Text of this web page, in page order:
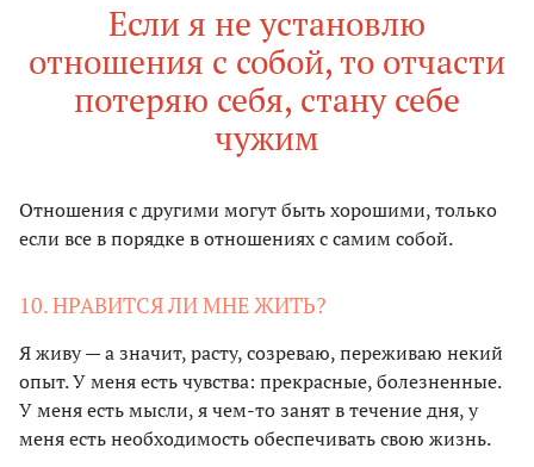
Если я не установлю
отношения с собой, то отчасти
потеряю себя, стану себе
чужим
Отношения с другими могут быть хорошими, только
если все в порядке в отношениях с самим собой.
10. НРАВИТСЯ ЛИ МНЕ ЖИТЬ?
Я живу — а значит, расту, созреваю, переживаю некий
опыт. У меня есть чувства: прекрасные, болезненные.
У меня есть мысли, я чем-то занят в течение дня, у
меня есть необходимость обеспечивать свою жизнь.